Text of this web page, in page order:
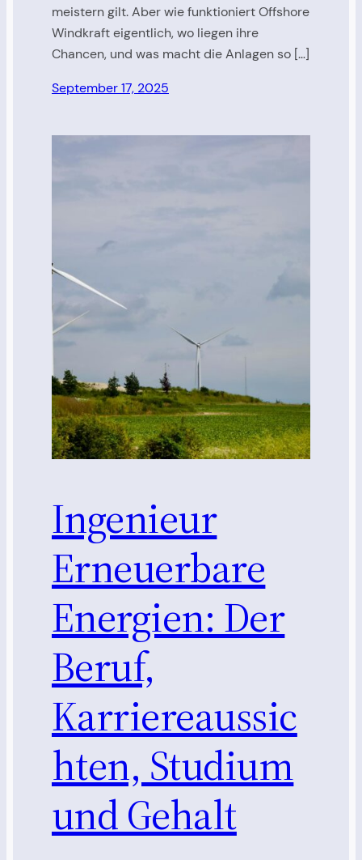
meistern gilt. Aber wie funktioniert Offshore
Windkraft eigentlich, wo liegen ihre
Chancen, und was macht die Anlagen so […]
September 17, 2025
Ingenieur
Erneuerbare
Energien: Der
Beruf,
Karriereaussic
hten, Studium
und Gehalt